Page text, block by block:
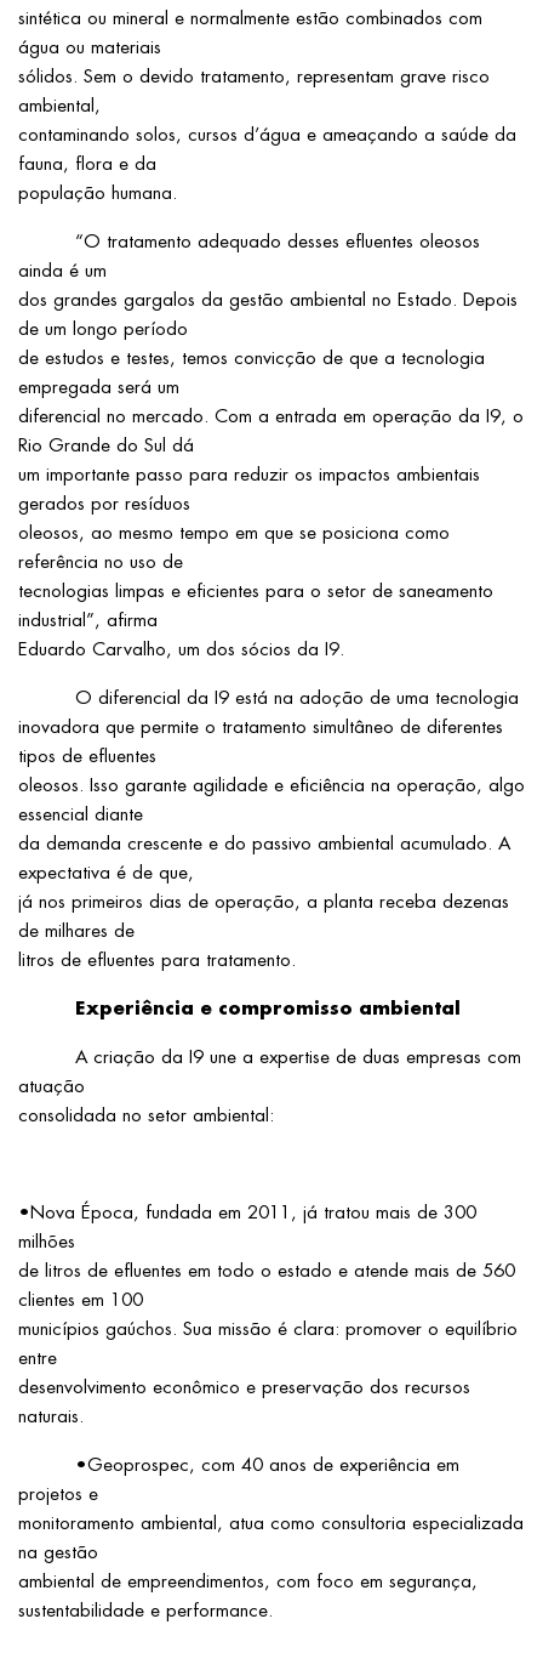
sintética ou mineral e normalmente estão combinados com
água ou materiais
sólidos. Sem o devido tratamento, representam grave risco
ambiental,
contaminando solos, cursos d’água e ameaçando a saúde da
fauna, flora e da
população humana.
“O tratamento adequado desses efluentes oleosos
ainda é um
dos grandes gargalos da gestão ambiental no Estado. Depois
de um longo período
de estudos e testes, temos convicção de que a tecnologia
empregada será um
diferencial no mercado. Com a entrada em operação da I9, o
Rio Grande do Sul dá
um importante passo para reduzir os impactos ambientais
gerados por resíduos
oleosos, ao mesmo tempo em que se posiciona como
referência no uso de
tecnologias limpas e eficientes para o setor de saneamento
industrial”, afirma
Eduardo Carvalho, um dos sócios da I9.
O diferencial da I9 está na adoção de uma tecnologia
inovadora que permite o tratamento simultâneo de diferentes
tipos de efluentes
oleosos. Isso garante agilidade e eficiência na operação, algo
essencial diante
da demanda crescente e do passivo ambiental acumulado. A
expectativa é de que,
já nos primeiros dias de operação, a planta receba dezenas
de milhares de
litros de efluentes para tratamento.
Experiência e compromisso ambiental
A criação da I9 une a expertise de duas empresas com
atuação
consolidada no setor ambiental:
•Nova Época, fundada em 2011, já tratou mais de 300
milhões
de litros de efluentes em todo o estado e atende mais de 560
clientes em 100
municípios gaúchos. Sua missão é clara: promover o equilíbrio
entre
desenvolvimento econômico e preservação dos recursos
naturais.
•Geoprospec, com 40 anos de experiência em
projetos e
monitoramento ambiental, atua como consultoria especializada
na gestão
ambiental de empreendimentos, com foco em segurança,
sustentabilidade e performance.